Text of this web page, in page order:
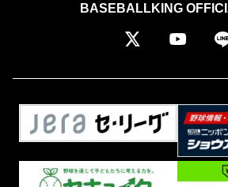
BASEBALLKING